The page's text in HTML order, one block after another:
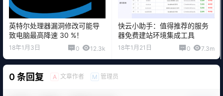
英特尔处理器漏洞修改可能导
致电脑最高降速 30 %！
18年1月3日 0 12.3k
快云小助手：值得推荐的服务
器免费建站环境集成工具
18年1月21日 0 7.3m
0 条回复 A 文章作者 M 管理员